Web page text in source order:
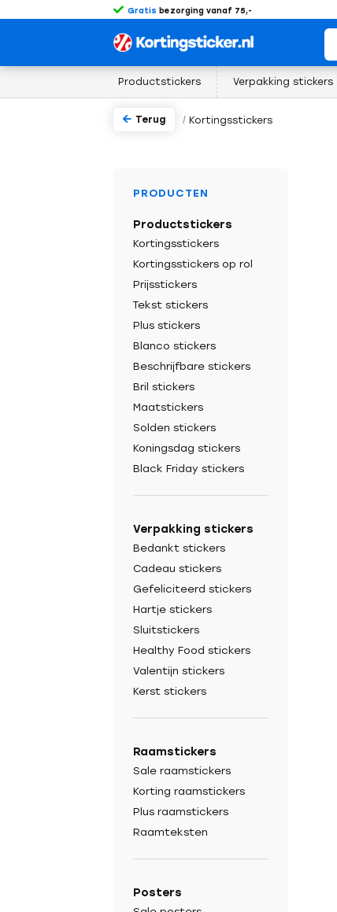
Gratis bezorging vanaf 75,-
/ Kortingsstickers
Productstickers Verpakking stickers
Terug
PRODUCTEN
Productstickers
Kortingsstickers
Kortingsstickers op rol
Prijsstickers
Tekst stickers
Plus stickers
Blanco stickers
Beschrijfbare stickers
Bril stickers
Maatstickers
Solden stickers
Koningsdag stickers
Black Friday stickers
Verpakking stickers
Bedankt stickers
Cadeau stickers
Gefeliciteerd stickers
Hartje stickers
Sluitstickers
Healthy Food stickers
Valentijn stickers
Kerst stickers
Raamstickers
Sale raamstickers
Korting raamstickers
Plus raamstickers
Raamteksten
Posters